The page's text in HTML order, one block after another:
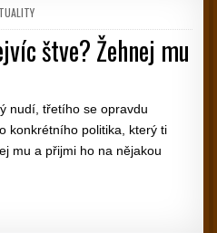
IN
štve? Žehnej mu
nudí, třetího se opravdu
konkrétního politika, který ti
mu a přijmi ho na nějakou